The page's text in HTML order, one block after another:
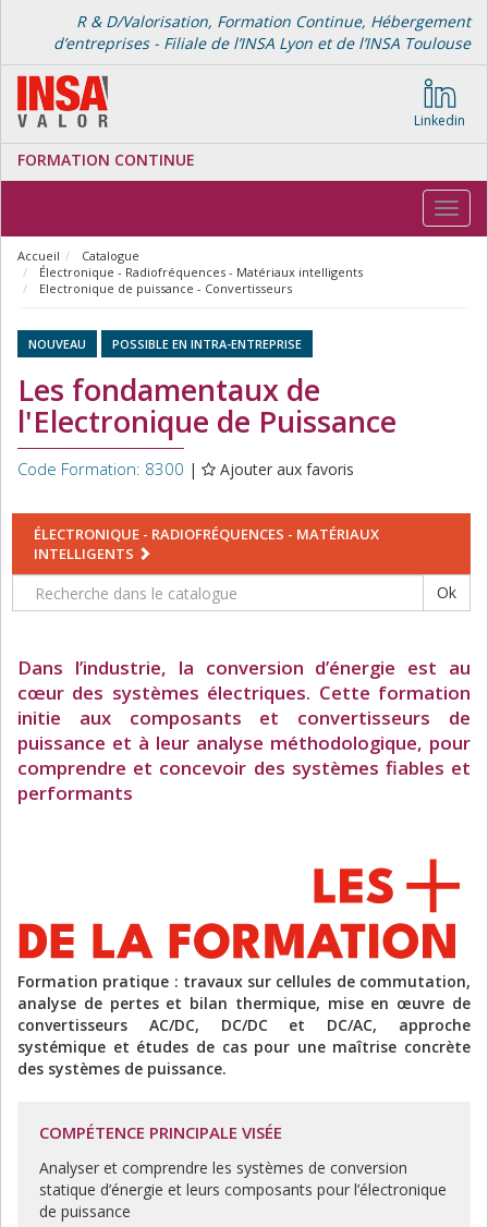
R & D/Valorisation, Formation Continue, Hébergement
d’entreprises - Filiale de l’INSA Lyon et de l’INSA Toulouse
Linkedin
FORMATION CONTINUE
Accueil
Catalogue
Électronique - Radiofréquences - Matériaux intelligents
Electronique de puissance - Convertisseurs
NOUVEAU POSSIBLE EN INTRA-ENTREPRISE
Les fondamentaux de
l'Electronique de Puissance
Code Formation: 8300 | Ajouter aux favoris
ÉLECTRONIQUE - RADIOFRÉQUENCES - MATÉRIAUX
INTELLIGENTS
Ok
Dans l’industrie, la conversion d’énergie est au
cœur des systèmes électriques. Cette formation
initie aux composants et convertisseurs de
puissance et à leur analyse méthodologique, pour
comprendre et concevoir des systèmes fiables et
performants
Formation pratique : travaux sur cellules de commutation,
analyse de pertes et bilan thermique, mise en œuvre de
convertisseurs AC/DC, DC/DC et DC/AC, approche
systémique et études de cas pour une maîtrise concrète
des systèmes de puissance.
COMPÉTENCE PRINCIPALE VISÉE
Analyser et comprendre les systèmes de conversion
statique d’énergie et leurs composants pour l’électronique
de puissance